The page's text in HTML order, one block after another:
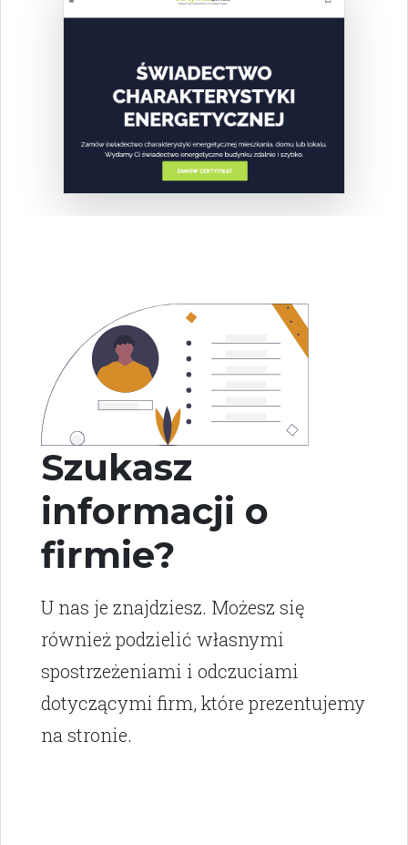
Szukasz
informacji o
firmie?
U nas je znajdziesz. Możesz się
również podzielić własnymi
spostrzeżeniami i odczuciami
dotyczącymi firm, które prezentujemy
na stronie.